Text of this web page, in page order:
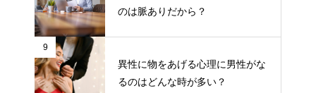
のは脈ありだから？
9
異性に物をあげる心理に男性がな
るのはどんな時が多い？